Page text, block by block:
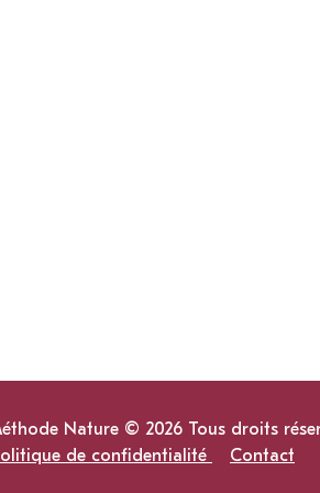
Nature © 2026 Tous droits
de confidentialité
Contact